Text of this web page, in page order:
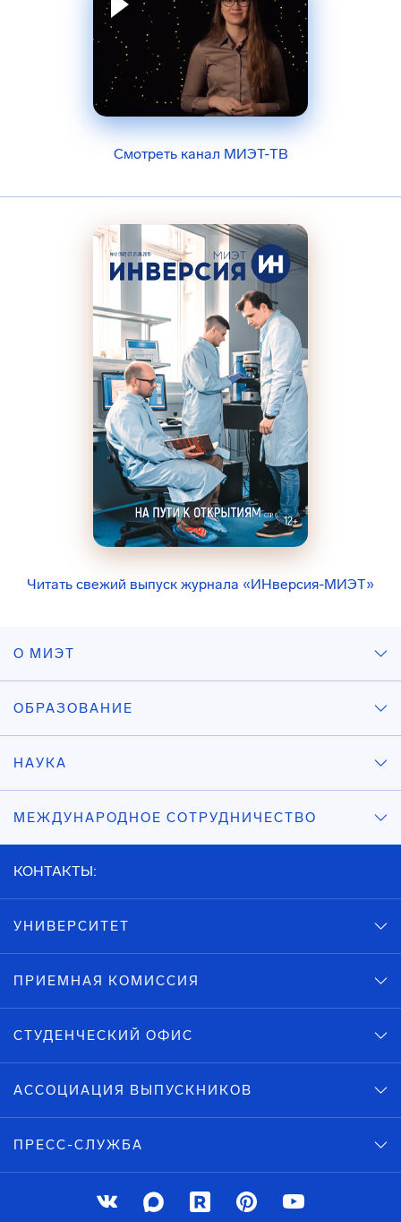
Смотреть канал МИЭТ-ТВ
Читать свежий выпуск журнала «ИНверсия-МИЭТ»
О МИЭТ
ОБРАЗОВАНИЕ
НАУКА
МЕЖДУНАРОДНОЕ СОТРУДНИЧЕСТВО
КОНТАКТЫ:
УНИВЕРСИТЕТ
ПРИЕМНАЯ КОМИССИЯ
СТУДЕНЧЕСКИЙ ОФИС
АССОЦИАЦИЯ ВЫПУСКНИКОВ
ПРЕСС-СЛУЖБА